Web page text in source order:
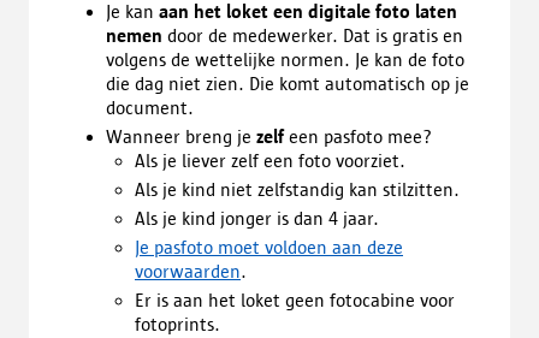
Je kan aan het loket een digitale foto laten
nemen door de medewerker. Dat is gratis en
volgens de wettelijke normen. Je kan de foto
die dag niet zien. Die komt automatisch op je
document.
Wanneer breng je zelfeen pasfoto mee?
Als je liever zelf een foto voorziet.
Als je kind niet zelfstandig kan stilzitten.
Als je kind jonger is dan 4 jaar.
Je pasfoto moet voldoen aan deze
voorwaarden.
Er is aan het loket geen fotocabine voor
fotoprints.